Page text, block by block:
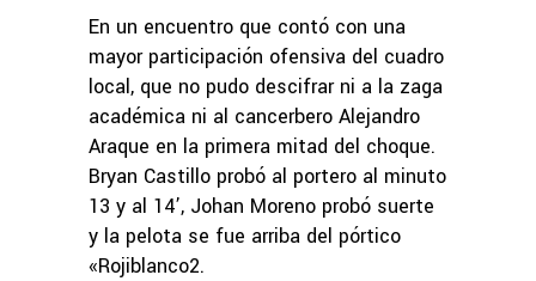
En un encuentro que contó con una
mayor participación ofensiva del cuadro
local, que no pudo descifrar ni a la zaga
académica ni al cancerbero Alejandro
Araque en la primera mitad del choque.
Bryan Castillo probó al portero al minuto
13 y al 14’, Johan Moreno probó suerte
y la pelota se fue arriba del pórtico
«Rojiblanco2.